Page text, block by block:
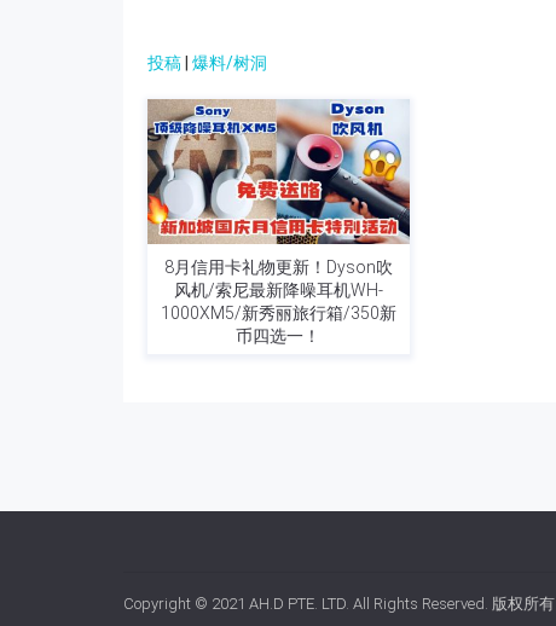
投稿| 爆料/树洞
8月信用卡礼物更新！Dyson吹
风机/索尼最新降噪耳机WH-
1000XM5/新秀丽旅行箱/350新
币四选一！
Copyright © 2021 AH.D PTE. LTD. All Rights Reserved. 版权所有